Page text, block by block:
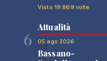
Visto 19.869 volte
6
Attualità
05 ago 2026
Bassano-